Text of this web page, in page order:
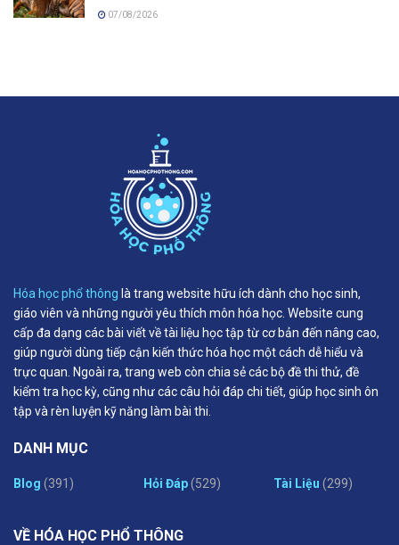
07/08/2026
Hóa học phổ thông là trang website hữu ích dành cho học sinh,
giáo viên và những người yêu thích môn hóa học. Website cung
cấp đa dạng các bài viết về tài liệu học tập từ cơ bản đến nâng cao,
giúp người dùng tiếp cận kiến thức hóa học một cách dễ hiểu và
trực quan. Ngoài ra, trang web còn chia sẻ các bộ đề thi thử, đề
kiểm tra học kỳ, cũng như các câu hỏi đáp chi tiết, giúp học sinh ôn
tập và rèn luyện kỹ năng làm bài thi.
DANH MỤC
Blog (391) Hỏi Đáp(529) Tài Liệu (299)
VỀ HÓA HỌC PHỔ THÔNG